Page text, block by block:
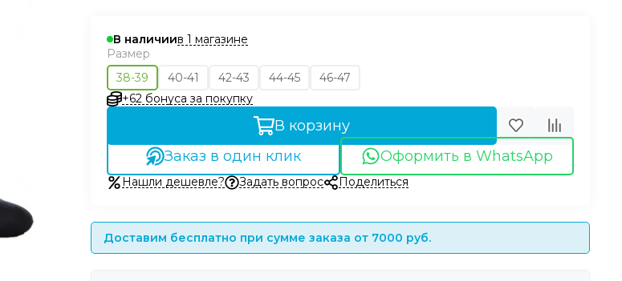
В наличиив 1 магазине
Размер
38-39
40-41 42-43 44-45
46-47
+62 бонуса за покупку
В корзину
Заказ в один клик
Оформить в WhatsApp
Нашли дешевле? Задать вопрос Поделиться
Доставим бесплатно при сумме заказа от 7000 руб.